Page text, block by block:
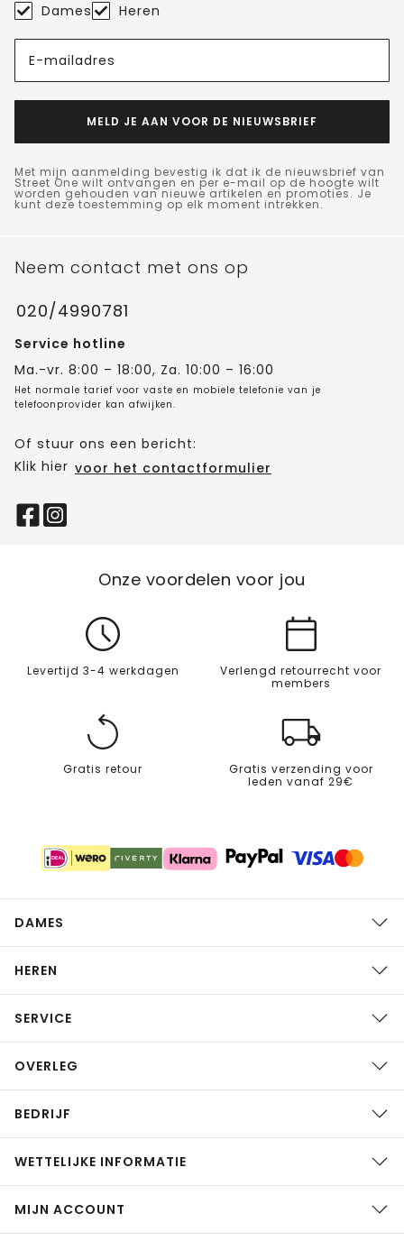
Dames Heren
E-mailadres
MELD JE AAN VOOR DE NIEUWSBRIEF
Met mijn aanmelding bevestig ik dat ik de nieuwsbrief van
Street One wilt ontvangen en per e-mail op de hoogte wilt
worden gehouden van nieuwe artikelen en promoties. Je
kunt deze toestemming op elk moment intrekken.
Neem contact met ons op
020/4990781
Service hotline
Ma.-vr. 8:00 – 18:00, Za. 10:00 – 16:00
Het normale tarief voor vaste en mobiele telefonie van je
telefoonprovider kan afwijken.
Of stuur ons een bericht:
Klik hier voor het contactformulier
Onze voordelen voor jou
Levertijd 3-4 werkdagen
Verlengd retourrecht voor
members
Gratis retour
Gratis verzending voor
leden vanaf 29€
DAMES
HEREN
SERVICE
OVERLEG
BEDRIJF
WETTELIJKE INFORMATIE
MIJN ACCOUNT